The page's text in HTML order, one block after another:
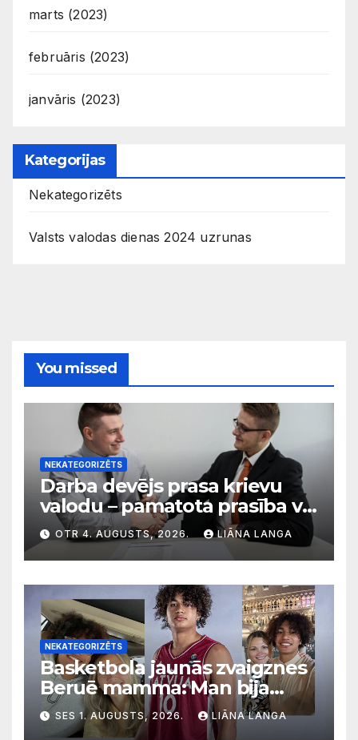
marts (2023)
februāris (2023)
janvāris (2023)
Kategorijas
Nekategorizēts
Valsts valodas dienas 2024 uzrunas
You missed
NEKATEGORIZĒTS
Darba devējs prasa krievu
valodu – pamatota prasība vai
diskriminācija? Skaidro VDI
OTR 4. AUGUSTS, 2026. LIĀNA LANGA
NEKATEGORIZĒTS
Basketbola jaunās zvaigznes
Beruē mamma: Man bija
svarīgi, lai bērni apgūst
latviešu valodu
SES 1. AUGUSTS, 2026. LIĀNA LANGA